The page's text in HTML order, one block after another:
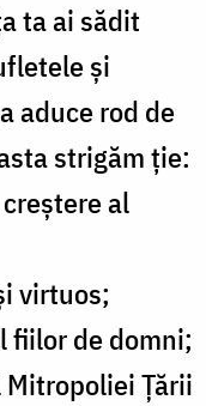
ta ai sădit
și
aduce rod de
strigăm ție:
al
virtuos;
fiilor de domni;
Țării